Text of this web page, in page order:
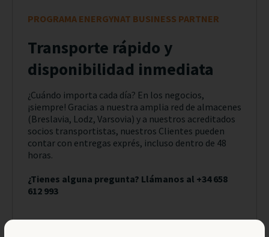
PROGRAMA ENERGYNAT BUSINESS PARTNER
Transporte rápido y
disponibilidad inmediata
¿Cuándo importa cada día? En los negocios,
¡siempre! Gracias a nuestra amplia red de almacenes
(Breslavia, Lodz, Varsovia) y a nuestros acreditados
socios transportistas, nuestros Clientes pueden
contar con entregas exprés, incluso dentro de 48
horas.
¿Tienes alguna pregunta? Llámanos al +34 658
612 993